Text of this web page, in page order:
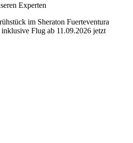
Experten
im Sheraton Fuerteventura
Flug ab 11.09.2026 jetzt